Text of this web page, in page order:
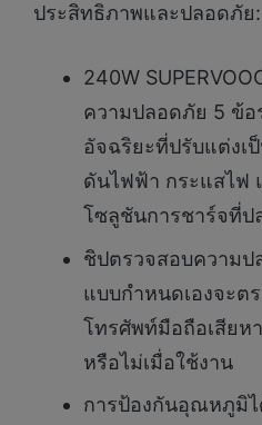
ประสิทธิภาพและปลอดภัย:
240W
ความปลอดภัย 5 ข้อ
อัจฉริยะที่ปรับแต่งเ
ดันไฟฟ้า กระแสไฟ
โซลูชันการชาร์จที่ป
ชิปตรวจสอบความป
แบบกำหนดเองจะต
โทรศัพท์มือถือเสียห
หรือไม่เมื่อใช้งาน
การป้องกันอุณหภูมิ